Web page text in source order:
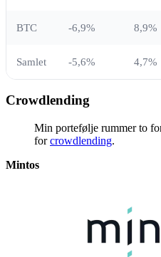
BTC -6,9% 8,9%
Samlet -5,6% 4,7%
Crowdlending
Min portefølje rummer to
forcrowdlending.
Mintos